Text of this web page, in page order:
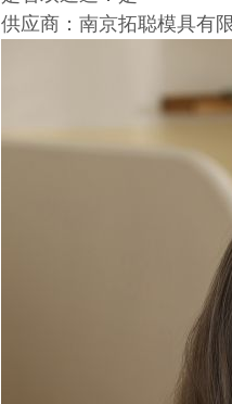
供应商：南京拓聪模具有